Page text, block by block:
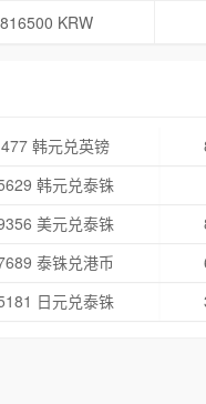
KRW
477 韩元兑英镑
韩元兑泰铢
美元兑泰铢
泰铢兑港币
日元兑泰铢